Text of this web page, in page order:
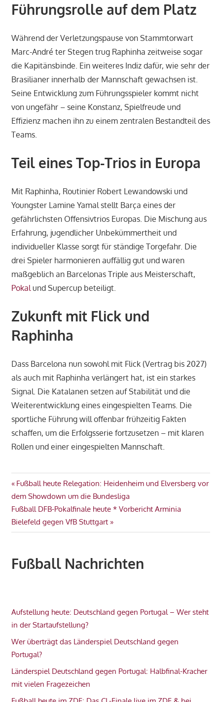
Führungsrolle auf dem Platz
Während der Verletzungspause von Stammtorwart
Marc-André ter Stegen trug Raphinha zeitweise sogar
die Kapitänsbinde. Ein weiteres Indiz dafür, wie sehr der
Brasilianer innerhalb der Mannschaft gewachsen ist.
Seine Entwicklung zum Führungsspieler kommt nicht
von ungefähr – seine Konstanz, Spielfreude und
Effizienz machen ihn zu einem zentralen Bestandteil des
Teams.
Teil eines Top-Trios in Europa
Mit Raphinha, Routinier Robert Lewandowski und
Youngster Lamine Yamal stellt Barça eines der
gefährlichsten Offensivtrios Europas. Die Mischung aus
Erfahrung, jugendlicher Unbekümmertheit und
individueller Klasse sorgt für ständige Torgefahr. Die
drei Spieler harmonieren auffällig gut und waren
maßgeblich an Barcelonas Triple aus Meisterschaft,
Pokalund Supercup beteiligt.
Zukunft mit Flick und
Raphinha
Dass Barcelona nun sowohl mit Flick (Vertrag bis 2027)
als auch mit Raphinha verlängert hat, ist ein starkes
Signal. Die Katalanen setzen auf Stabilität und die
Weiterentwicklung eines eingespielten Teams. Die
sportliche Führung will offenbar frühzeitig Fakten
schaffen, um die Erfolgsserie fortzusetzen – mit klaren
Rollen und einer eingespielten Mannschaft.
Beitragsnavigation
Vorheriger
Beitrag:
Fußball heute Relegation: Heidenheim und Elversberg vor
dem Showdown um die Bundesliga
Nächster
Beitrag:
Fußball DFB-Pokalfinale heute * Vorbericht Arminia
Bielefeld gegen VfB Stuttgart
Fußball Nachrichten
Aufstellung heute: Deutschland gegen Portugal – Wer steht
in der Startaufstellung?
Wer überträgt das Länderspiel Deutschland gegen
Portugal?
Länderspiel Deutschland gegen Portugal: Halbfinal-Kracher
mit vielen Fragezeichen